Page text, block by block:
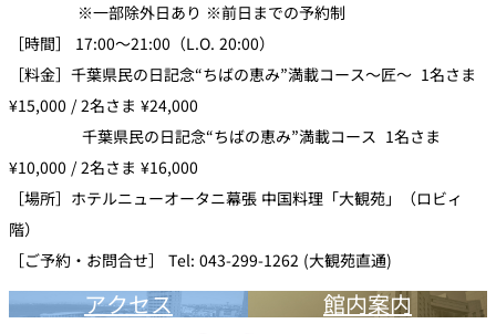
※一部除外日あり ※前日までの予約制
［時間］ 17:00〜21:00（L.O. 20:00）
［料金］千葉県民の日記念“ちばの恵み”満載コース〜匠〜 1名さま
¥15,000 / 2名さま ¥24,000
千葉県民の日記念“ちばの恵み”満載コース 1名さま
¥10,000 / 2名さま ¥16,000
［場所］ホテルニューオータニ幕張 中国料理「大観苑」（ロビィ
階）
［ご予約・お問合せ］ Tel: 043-299-1262 (大観苑直通)
アクセス 館内案内